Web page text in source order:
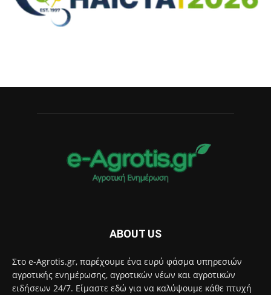
ABOUT US
Στο e-Agrotis.gr, παρέχουμε ένα ευρύ φάσμα υπηρεσιών
αγροτικής ενημέρωσης, αγροτικών νέων και αγροτικών
ειδήσεων 24/7. Είμαστε εδώ για να καλύψουμε κάθε πτυχή